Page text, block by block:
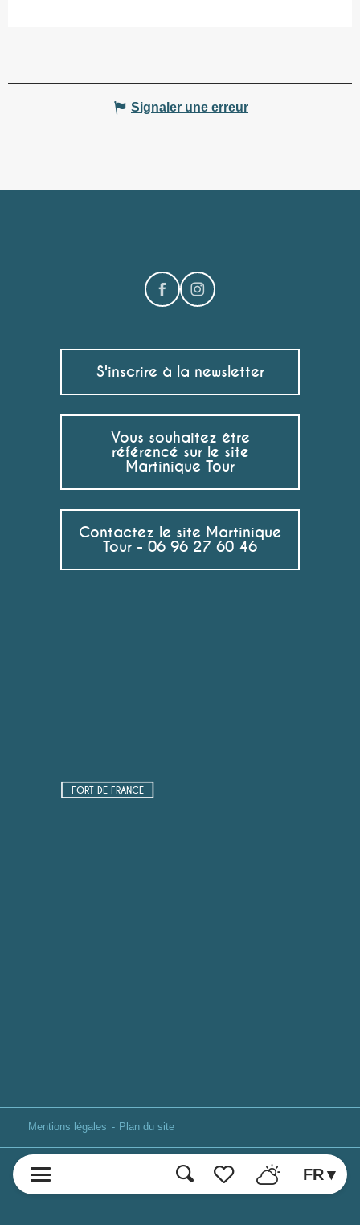
Voir les favoris
Recherche FR
Signaler une erreur
S'inscrire à la newsletter
Vous souhaitez être
référencé sur le site
Martinique Tour
Contactez le site Martinique
Tour - 06 96 27 60 46
FORT DE FRANCE
Mentions légales Plan du site